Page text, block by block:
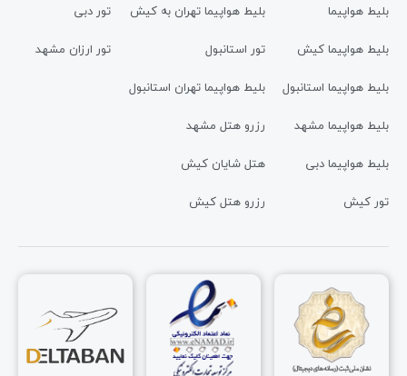
بلیط هواپیما
بلیط هواپیما کیش
بلیط هواپیما استانبول
بلیط هواپیما مشهد
بلیط هواپیما دبی
تور کیش
بلیط هواپیما تهران به کیش
تور استانبول
بلیط هواپیما تهران استانبول
رزرو هتل مشهد
هتل شایان کیش
رزرو هتل کیش
تور دبی
تور ارزان مشهد